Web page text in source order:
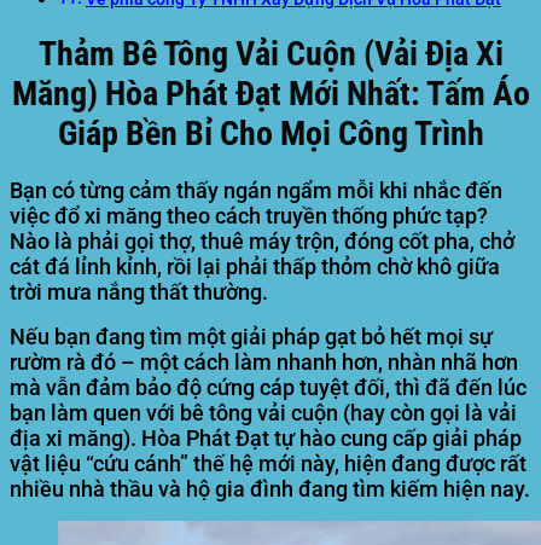
Thảm Bê Tông Vải Cuộn (Vải Địa Xi
Măng) Hòa Phát Đạt Mới Nhất: Tấm Áo
Giáp Bền Bỉ Cho Mọi Công Trình
Bạn có từng cảm thấy ngán ngẩm mỗi khi nhắc đến
việc đổ xi măng theo cách truyền thống phức tạp?
Nào là phải gọi thợ, thuê máy trộn, đóng cốt pha, chở
cát đá lỉnh kỉnh, rồi lại phải thấp thỏm chờ khô giữa
trời mưa nắng thất thường.
Nếu bạn đang tìm một giải pháp gạt bỏ hết mọi sự
rườm rà đó – một cách làm nhanh hơn, nhàn nhã hơn
mà vẫn đảm bảo độ cứng cáp tuyệt đối, thì đã đến lúc
bạn làm quen với bê tông vải cuộn (hay còn gọi là vải
địa xi măng). Hòa Phát Đạt tự hào cung cấp giải pháp
vật liệu “cứu cánh” thế hệ mới này, hiện đang được rất
nhiều nhà thầu và hộ gia đình đang tìm kiếm hiện nay.